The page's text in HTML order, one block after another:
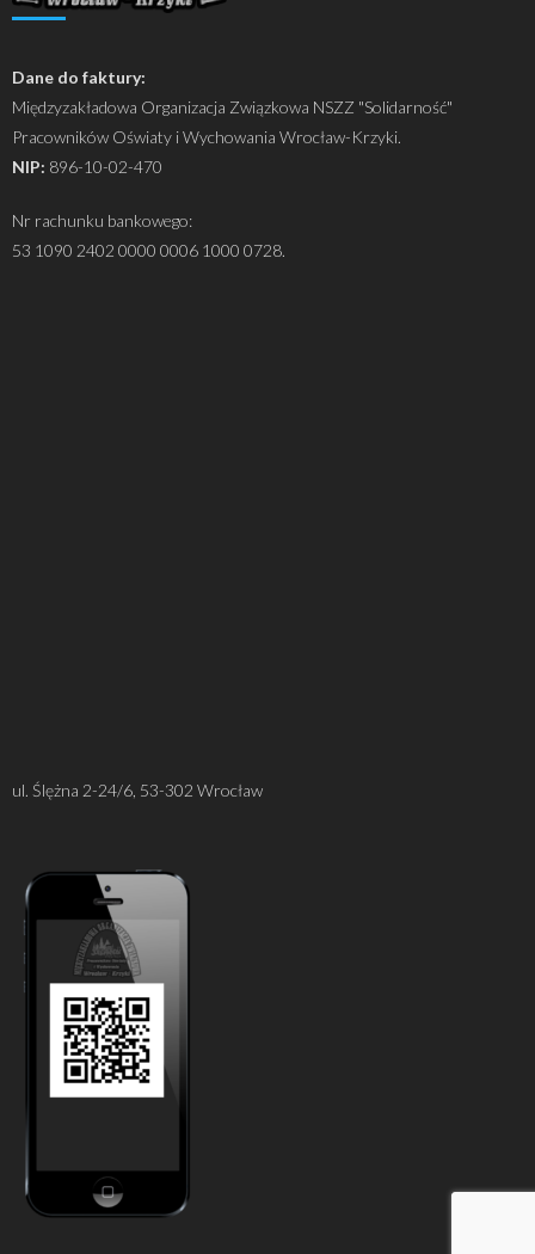
Dane do faktury:
Międzyzakładowa Organizacja Związkowa NSZZ "Solidarność"
Pracowników Oświaty i Wychowania Wrocław-Krzyki.
NIP: 896-10-02-470
Nr rachunku bankowego:
53 1090 2402 0000 0006 1000 0728.
ul. Ślężna 2-24/6, 53-302 Wrocław